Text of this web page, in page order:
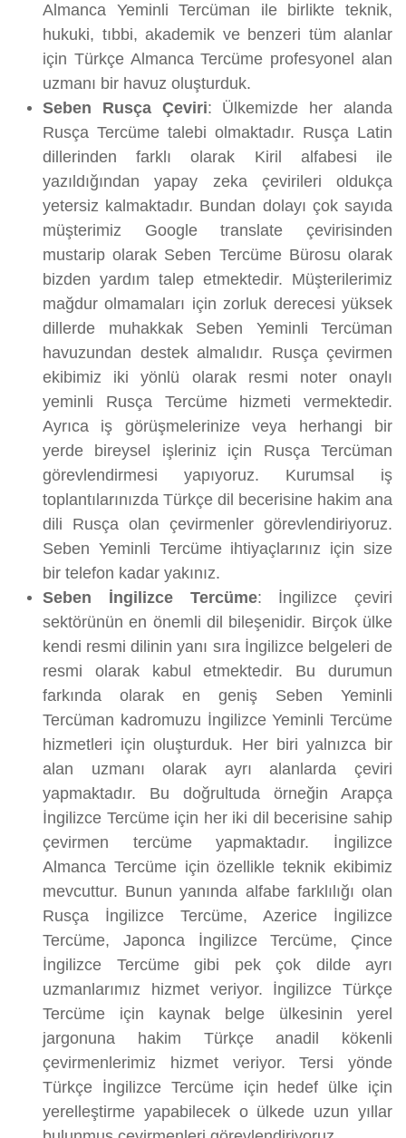
Almanca Yeminli Tercüman ile birlikte teknik,
hukuki, tıbbi, akademik ve benzeri tüm alanlar
için Türkçe Almanca Tercüme profesyonel alan
uzmanı bir havuz oluşturduk.
Seben Rusça Çeviri: Ülkemizde her alanda
Rusça Tercüme talebi olmaktadır. Rusça Latin
dillerinden farklı olarak Kiril alfabesi ile
yazıldığından yapay zeka çevirileri oldukça
yetersiz kalmaktadır. Bundan dolayı çok sayıda
müşterimiz Google translate çevirisinden
mustarip olarak Seben Tercüme Bürosu olarak
bizden yardım talep etmektedir. Müşterilerimiz
mağdur olmamaları için zorluk derecesi yüksek
dillerde muhakkak Seben Yeminli Tercüman
havuzundan destek almalıdır. Rusça çevirmen
ekibimiz iki yönlü olarak resmi noter onaylı
yeminli Rusça Tercüme hizmeti vermektedir.
Ayrıca iş görüşmelerinize veya herhangi bir
yerde bireysel işleriniz için Rusça Tercüman
görevlendirmesi yapıyoruz. Kurumsal iş
toplantılarınızda Türkçe dil becerisine hakim ana
dili Rusça olan çevirmenler görevlendiriyoruz.
Seben Yeminli Tercüme ihtiyaçlarınız için size
bir telefon kadar yakınız.
Seben İngilizce Tercüme: İngilizce çeviri
sektörünün en önemli dil bileşenidir. Birçok ülke
kendi resmi dilinin yanı sıra İngilizce belgeleri de
resmi olarak kabul etmektedir. Bu durumun
farkında olarak en geniş Seben Yeminli
Tercüman kadromuzu İngilizce Yeminli Tercüme
hizmetleri için oluşturduk. Her biri yalnızca bir
alan uzmanı olarak ayrı alanlarda çeviri
yapmaktadır. Bu doğrultuda örneğin Arapça
İngilizce Tercüme için her iki dil becerisine sahip
çevirmen tercüme yapmaktadır. İngilizce
Almanca Tercüme için özellikle teknik ekibimiz
mevcuttur. Bunun yanında alfabe farklılığı olan
Rusça İngilizce Tercüme, Azerice İngilizce
Tercüme, Japonca İngilizce Tercüme, Çince
İngilizce Tercüme gibi pek çok dilde ayrı
uzmanlarımız hizmet veriyor. İngilizce Türkçe
Tercüme için kaynak belge ülkesinin yerel
jargonuna hakim Türkçe anadil kökenli
çevirmenlerimiz hizmet veriyor. Tersi yönde
Türkçe İngilizce Tercüme için hedef ülke için
yerelleştirme yapabilecek o ülkede uzun yıllar